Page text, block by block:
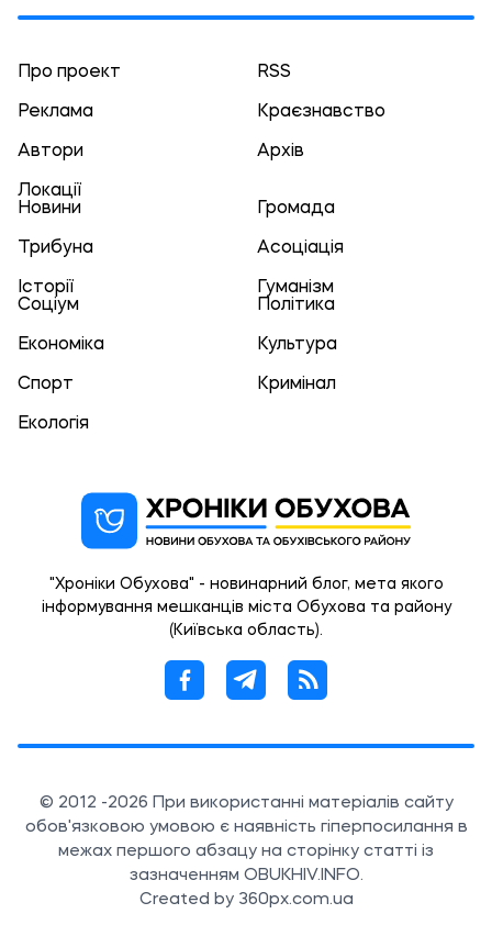
Про проект RSS
Реклама Краєзнавство
Автори Архів
Локації
Новини
Громада
Трибуна Асоціація
Історії
Гуманізм
Соціум
Політика
Економіка Культура
Спорт Кримінал
Екологія
"Хроніки Обухова" - новинарний блог, мета якого
інформування мешканців міста Обухова та району
(Київська область).
© 2012 -2026 При використанні матеріалів сайту
обов'язковою умовою є наявність гіперпосилання в
межах першого абзацу на сторінку статті із
зазначенням OBUKHIV.INFO.
Created by 360px.com.ua